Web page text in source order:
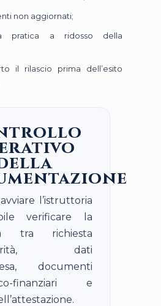
non aggiornati;
pratica a ridosso della
il rilascio prima dell’esito
l’istruttoria
verificare la
tra richiesta
dati
documenti
finanziari e